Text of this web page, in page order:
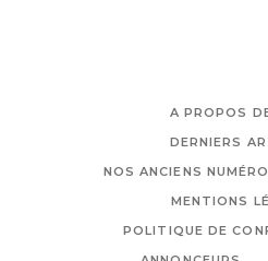
A PROPOS
DERNIERS
NOS ANCIENS
MENTIONS
POLITIQUE DE